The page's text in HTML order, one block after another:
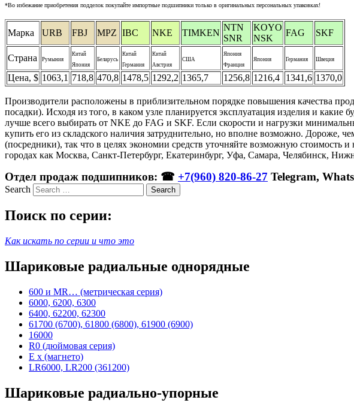
*Во избежание приобретения подделок покупайте импортные подшипники только в оригинальных персональных упаковках!
Марка URB FBJ MPZ IBC NKE TIMKEN
NTN
SNR
KOYO
NSK
FAG SKF
Страна Румыния
Китай
Япония
Беларусь
Китай
Германия
Китай
Австрия
США
Япония
Франция
Япония Германия Швеция
Цена, $ 1063,1 718,8 470,8 1478,5 1292,2 1365,7 1256,8 1216,4 1341,6 1370,0
Производители расположены в приблизительном порядке повышения качества
посадки). Исходя из того, в каком узле планируется эксплуатация изделия и
лучше всего выбирать от NKE до FAG и SKF. Если скорости и нагрузки
купить его из складского наличия затруднительно, но вполне возможно. Дороже,
(посредники), так что в целях экономии средств уточняйте возможную
городах как Москва, Санкт-Петербург, Екатеринбург, Уфа, Самара, Челябинск,
Отдел продаж подшипников: ☎ +7(960) 820-86-27 Telegram,
Search
Поиск по серии:
Как искать по серии и что это
Шариковые радиальные однорядные
600 и MR… (метрическая серия)
6000, 6200, 6300
6400, 62200, 62300
61700 (6700), 61800 (6800), 61900 (6900)
16000
R0 (дюймовая серия)
E x (магнето)
LR6000, LR200 (361200)
Шариковые радиально-упорные